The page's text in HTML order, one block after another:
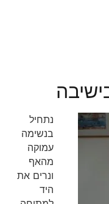
נתחיל
בנשימה
עמוקה
מהאף
ונרים את
היד